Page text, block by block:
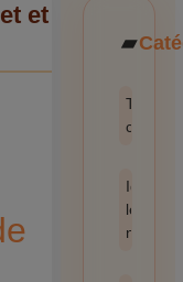
et
Toutes
les